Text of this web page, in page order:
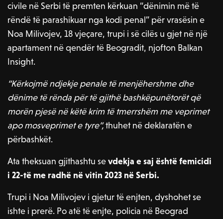
civile në Serbi të premten kërkuan “dënimin më të
rëndë të parashikuar nga kodi penal” për vrasësin e
Noa Milivojev, 18 vjeçare, trupi i së cilës u gjet në një
apartament në qendër të Beogradit, njofton Balkan
Insight.
“Kërkojmë ndjekje penale të menjëhershme dhe
dënime të rënda për të gjithë bashkëpunëtorët që
morën pjesë në këtë krim të tmerrshëm me veprimet
apo mosveprimet e tyre”,thuhet në deklaratën e
përbashkët.
Ata theksuan gjithashtu sevdekja e saj është femicidi
i 22-të me radhë në vitin 2023 në Serbi.
Trupi i Noa Milivojev i gjetur të enjten, dyshohet se
ishte i prerë. Po atë të enjte, policia në Beograd